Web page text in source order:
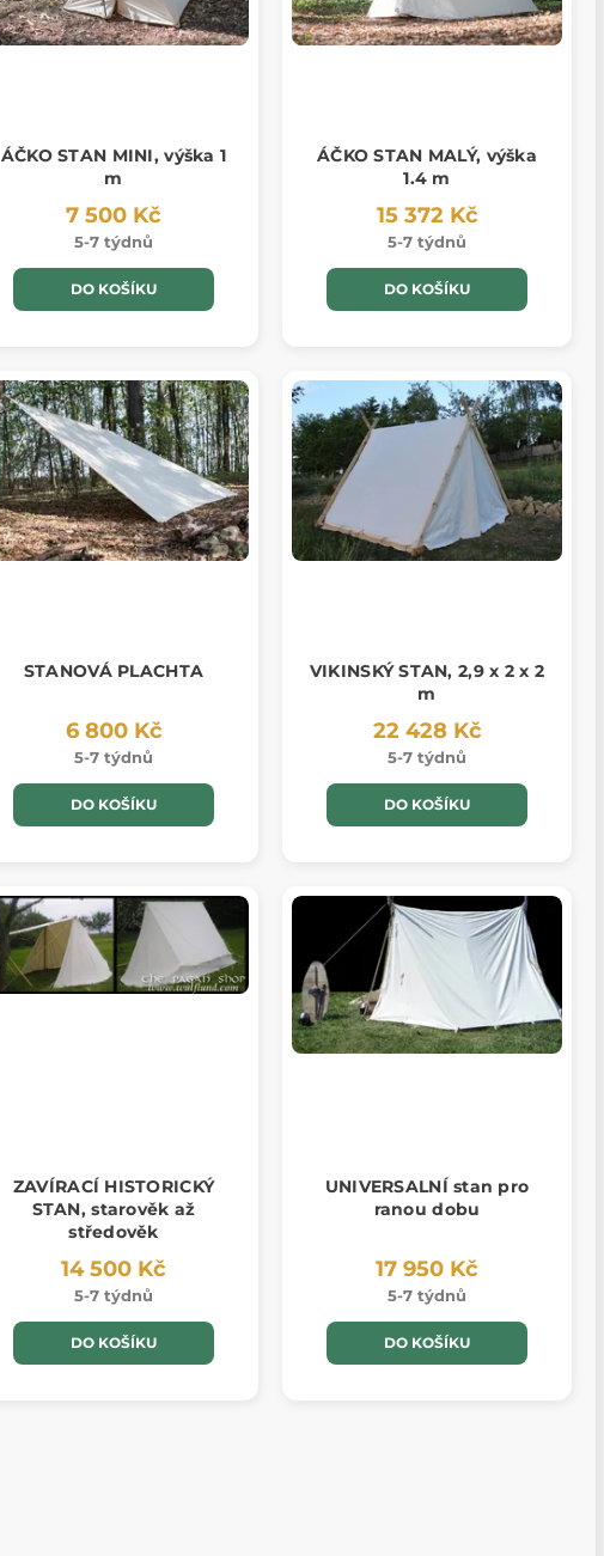
ÁČKO STAN MINI, výška 1
m
7 500 Kč
5-7 týdnů
DO KOŠÍKU
ÁČKO STAN MALÝ, výška
1.4 m
15 372 Kč
5-7 týdnů
DO KOŠÍKU
STANOVÁ PLACHTA
6 800 Kč
5-7 týdnů
DO KOŠÍKU
VIKINSKÝ STAN, 2,9 x 2 x 2
m
22 428 Kč
5-7 týdnů
DO KOŠÍKU
ZAVÍRACÍ HISTORICKÝ
STAN, starověk až
středověk
14 500 Kč
5-7 týdnů
DO KOŠÍKU
UNIVERSALNÍ stan pro
ranou dobu
17 950 Kč
5-7 týdnů
DO KOŠÍKU